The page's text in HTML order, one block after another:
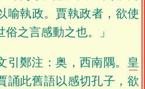
喻執政。賈執政者，欲使
之言感動之也。」
引鄭注：奥，西南隅。 皇
誦此舊語以感切孔子，欲